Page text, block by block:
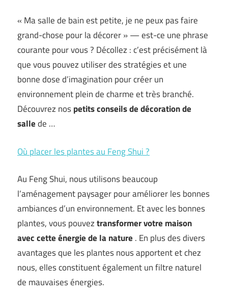
« Ma salle de bain est petite, je ne peux pas faire
grand-chose pour la décorer » — est-ce une phrase
courante pour vous ? Décollez : c’est précisément là
que vous pouvez utiliser des stratégies et une
bonne dose d’imagination pour créer un
environnement plein de charme et très branché.
Découvrez nospetits conseils de décoration de
sallede …
Où placer les plantes au Feng Shui ?
Au Feng Shui, nous utilisons beaucoup
l’aménagement paysager pour améliorer les bonnes
ambiances d’un environnement. Et avec les bonnes
plantes, vous pouveztransformer votre maison
avec cette énergie de la nature . En plus des divers
avantages que les plantes nous apportent et chez
nous, elles constituent également un filtre naturel
de mauvaises énergies.